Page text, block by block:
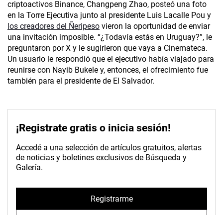
criptoactivos Binance, Changpeng Zhao, posteó una foto
en la Torre Ejecutiva junto al presidente Luis Lacalle Pou y
los creadores del Ñeripeso vieron la oportunidad de enviar
una invitación imposible. “¿Todavía estás en Uruguay?”, le
preguntaron por X y le sugirieron que vaya a Cinemateca.
Un usuario le respondió que el ejecutivo había viajado para
reunirse con Nayib Bukele y, entonces, el ofrecimiento fue
también para el presidente de El Salvador.
¡Registrate gratis o inicia sesión!
Accedé a una selección de artículos gratuitos, alertas
de noticias y boletines exclusivos de Búsqueda y
Galería.
Registrarme